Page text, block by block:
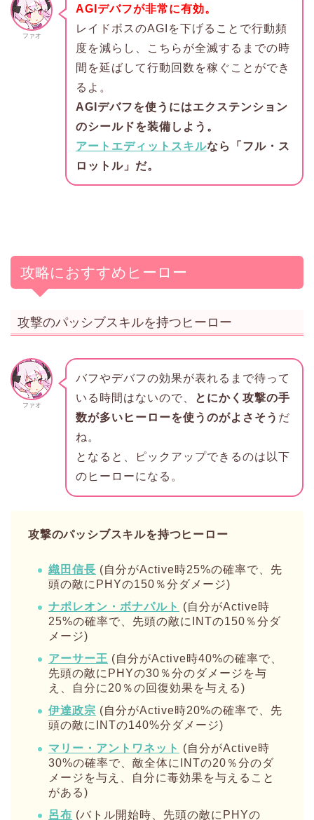
ファオ
AGIデバフが非常に有効。
レイドボスのAGIを下げることで行動頻
度を減らし、こちらが全滅するまでの時
間を延ばして行動回数を稼ぐことができ
るよ。
AGIデバフを使うにはエクステンション
のシールドを装備しよう。
アートエディットスキルなら「フル・ス
ロットル」だ。
攻略におすすめヒーロー
攻撃のパッシブスキルを持つヒーロー
ファオ
バフやデバフの効果が表れるまで待って
いる時間はないので、
とにかく攻撃の手
数が多いヒーローを使うのがよさそう だ
ね。
となると、ピックアップできるのは以下
のヒーローになる。
攻撃のパッシブスキルを持つヒーロー
織田信長 (自分がActive時25%の確率で、先
頭の敵にPHYの150％分ダメージ)
ナポレオン・ボナパルト (自分がActive時
25%の確率で、先頭の敵にINTの150％分ダ
メージ)
アーサー王 (自分がActive時40%の確率で、
先頭の敵にPHYの30％分のダメージを与
え、自分に20％の回復効果を与える)
伊達政宗 (自分がActive時20%の確率で、先
頭の敵にINTの140%分ダメージ)
マリー・アントワネット (自分がActive時
30%の確率で、敵全体にINTの20％分のダ
メージを与え、自分に毒効果を与えること
がある)
呂布 (バトル開始時、先頭の敵にPHYの